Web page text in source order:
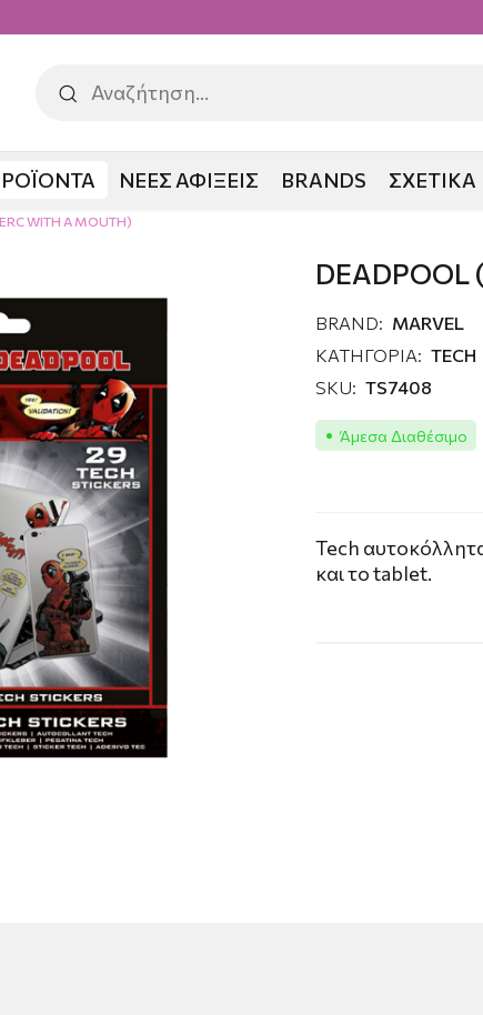
ΝΕΕΣ ΑΦΙΞΕΙΣ BRANDS ΣΧΕΤΙΚΑ
WITH A MOUTH)
DEADPOOL
BRAND: MARVEL
ΚΑΤΗΓΟΡΙΑ: TECH
SKU: TS7408
Άμεσα Διαθέσιμο
Tech
και το tablet.